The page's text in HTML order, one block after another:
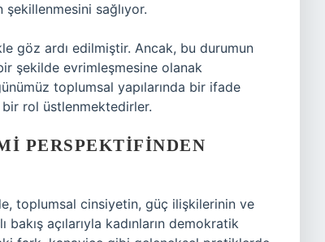
şekillenmesini sağlıyor.
göz ardı edilmiştir. Ancak, bu durumun
şekilde evrimleşmesine olanak
toplumsal yapılarında bir ifade
rol üstlenmektedirler.
PERSPEKTIFINDEN
toplumsal cinsiyetin, güç ilişkilerinin ve
açılarıyla kadınların demokratik